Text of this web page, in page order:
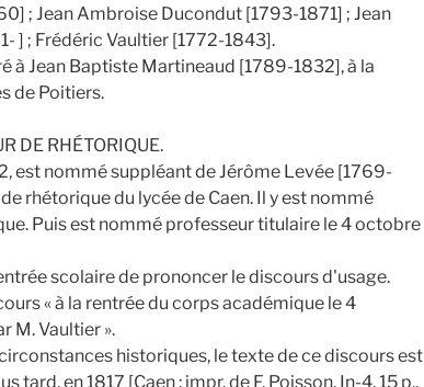
; Jean Ambroise Ducondut [1793-1871] ; Jean
] ; Frédéric Vaultier [1772-1843].
à Jean Baptiste Martineaud [1789-1832], à la
de Poitiers.
DE RHÉTORIQUE.
est nommé suppléant de Jérôme Levée [1769-
rhétorique du lycée de Caen. Il y est nommé
Puis est nommé professeur titulaire le 4 octobre
scolaire de prononcer le discours d'usage.
« à la rentrée du corps académique le 4
M. Vaultier ».
historiques, le texte de ce discours est
tard, en 1817 [Caen : impr. de F. Poisson. In-4, 15 p.,